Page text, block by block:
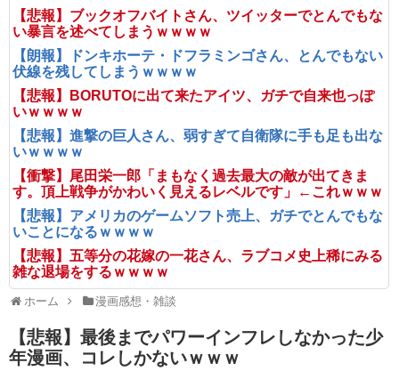
【悲報】ブックオフバイトさん、ツイッターでとんでもな
い暴言を述べてしまうｗｗｗｗ
【朗報】ドンキホーテ・ドフラミンゴさん、とんでもない
伏線を残してしまうｗｗｗｗ
【悲報】BORUTOに出て来たアイツ、ガチで自来也っぽ
いｗｗｗｗ
【悲報】進撃の巨人さん、弱すぎて自衛隊に手も足も出な
いｗｗｗｗ
【衝撃】尾田栄一郎「まもなく過去最大の敵が出てきま
す。頂上戦争がかわいく見えるレベルです」←これｗｗｗ
【悲報】アメリカのゲームソフト売上、ガチでとんでもな
いことになるｗｗｗｗ
【悲報】五等分の花嫁の一花さん、ラブコメ史上稀にみる
雑な退場をするｗｗｗｗ
ホーム 漫画感想・雑談
【悲報】最後までパワーインフレしなかった少
年漫画、コレしかないｗｗｗ